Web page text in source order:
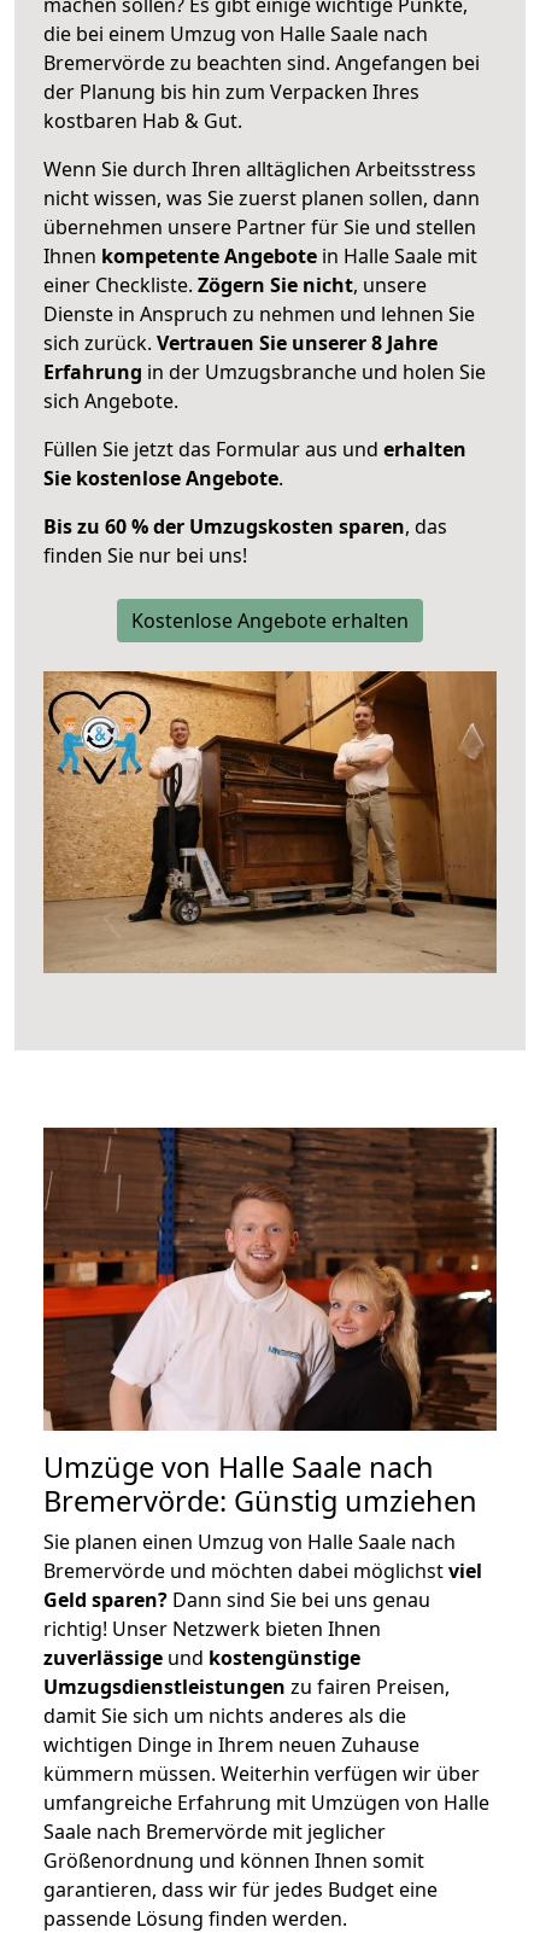
die bei einem Umzug von Halle Saale nach
Bremervörde zu beachten sind. Angefangen bei
der Planung bis hin zum Verpacken Ihres
kostbaren Hab & Gut.
Wenn Sie durch Ihren alltäglichen Arbeitsstress
nicht wissen, was Sie zuerst planen sollen, dann
übernehmen unsere Partner für Sie und stellen
Ihnen kompetente Angebote in Halle Saale mit
einer Checkliste. Zögern Sie nicht, unsere
Dienste in Anspruch zu nehmen und lehnen Sie
sich zurück. Vertrauen Sie unserer 8 Jahre
Erfahrung in der Umzugsbranche und holen Sie
sich Angebote.
Füllen Sie jetzt das Formular aus und erhalten
Sie kostenlose Angebote.
Bis zu 60 % der Umzugskosten sparen, das
finden Sie nur bei uns!
Kostenlose Angebote erhalten
Umzüge von Halle Saale nach
Bremervörde: Günstig umziehen
Sie planen einen Umzug von Halle Saale nach
Bremervörde und möchten dabei möglichstviel
Geld sparen? Dann sind Sie bei uns genau
richtig! Unser Netzwerk bieten Ihnen
zuverlässige und kostengünstige
Umzugsdienstleistungen zu fairen Preisen,
damit Sie sich um nichts anderes als die
wichtigen Dinge in Ihrem neuen Zuhause
kümmern müssen. Weiterhin verfügen wir über
umfangreiche Erfahrung mit Umzügen von Halle
Saale nach Bremervörde mit jeglicher
Größenordnung und können Ihnen somit
garantieren, dass wir für jedes Budget eine
passende Lösung finden werden.